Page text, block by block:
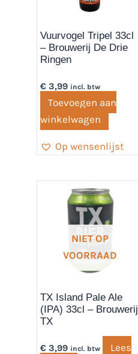
Vuurvogel Tripel 33cl
– Brouwerij De Drie
Ringen
€ 3,99 incl. btw
Toevoegen aan
winkelwagen
Op wensenlijst
NIET OP
VOORRAAD
TX Island Pale Ale
(IPA) 33cl – Brouwerij
TX
€ 3,99 incl. btw
Lees